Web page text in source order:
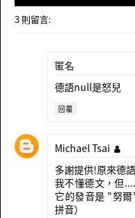
3 則留言:
匿名
德語null是怒兒
回覆
Michael Tsai
多謝提供!原來德
我不懂德文，但
它的發音是 "努
拼音）